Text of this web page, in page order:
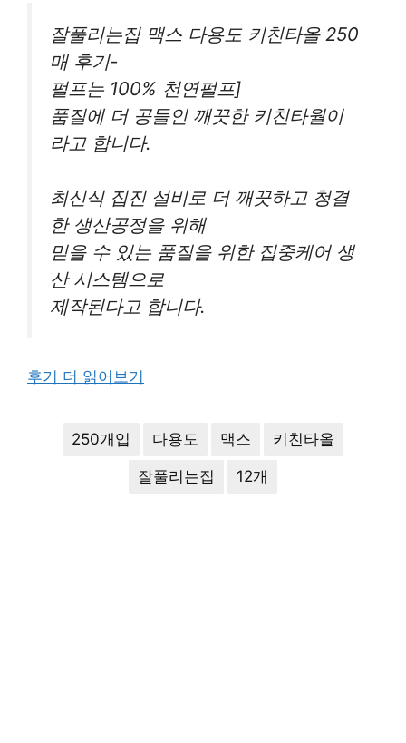
잘풀리는집 맥스 다용도 키친타올 250
매 후기-
펄프는 100% 천연펄프]
품질에 더 공들인 깨끗한 키친타월이
라고 합니다.
최신식 집진 설비로 더 깨끗하고 청결
한 생산공정을 위해
믿을 수 있는 품질을 위한 집중케어 생
산 시스템으로
제작된다고 합니다.
후기 더 읽어보기
250개입 다용도 맥스 키친타올
잘풀리는집 12개